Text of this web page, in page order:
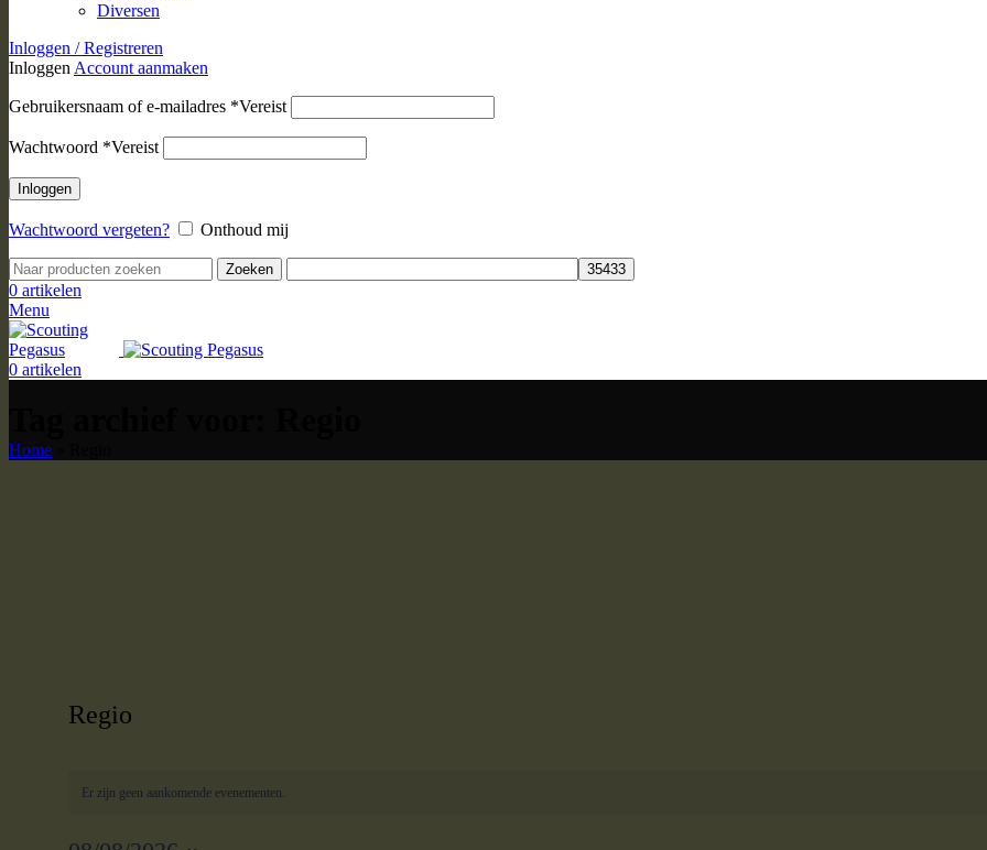
Diversen
Inloggen / Registreren
Inloggen Account aanmaken
Gebruikersnaam of e-mailadres *Vereist
Wachtwoord *Vereist
Inloggen
Wachtwoord vergeten? Onthoud mij
Zoeken
0 artikelen
Menu
0 artikelen
Home
Regio
Er zijn geen aankomende evenementen.